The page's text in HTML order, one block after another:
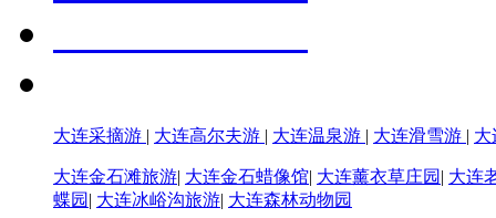
大连采摘游 | 大连高尔夫游 | 大连温泉游 | 大连滑雪游 |
大连金石滩旅游| 大连金石蜡像馆| 大连薰衣草庄园 | 大连
蝶园 | 大连冰峪沟旅游| 大连森林动物园